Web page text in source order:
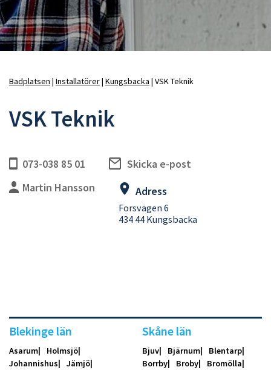
Badplatsen Installatörer Kungsbacka VSK Teknik
VSK Teknik
073-038 85 01
Skicka e-post
Martin Hansson
Adress
Forsvägen 6
434 44 Kungsbacka
Blekinge län
Asarum
Holmsjö
Johannishus
Jämjö
Skåne län
Bjuv Bjärnum
Blentarp
Borrby
Broby
Bromölla